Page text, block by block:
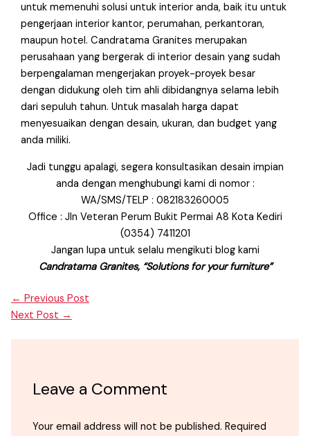
untuk memenuhi solusi untuk interior anda, baik itu untuk
pengerjaan interior kantor, perumahan, perkantoran,
maupun hotel. Candratama Granites merupakan
perusahaan yang bergerak di interior desain yang sudah
berpengalaman mengerjakan proyek-proyek besar
dengan didukung oleh tim ahli dibidangnya selama lebih
dari sepuluh tahun. Untuk masalah harga dapat
menyesuaikan dengan desain, ukuran, dan budget yang
anda miliki.
Jadi tunggu apalagi, segera konsultasikan desain impian
anda dengan menghubungi kami di nomor :
WA/SMS/TELP : 082183260005
Office : Jln Veteran Perum Bukit Permai A8 Kota Kediri
(0354) 7411201
Jangan lupa untuk selalu mengikuti blog kami
Candratama Granites, “Solutions for your furniture”
← Previous Post
Next Post →
Leave a Comment
Your email address will not be published. Required